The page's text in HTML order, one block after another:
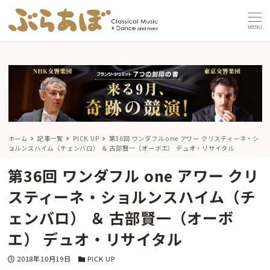
MENU
ホーム 記事一覧 PICK UP
第36回 ワンダフル one アワー クリスティーネ・シ
ョルンスハイム（チェンバロ） ＆ 古部賢一（オーボエ） デュオ・リサイタル
第36回 ワンダフル one アワー クリ
スティーネ・ショルンスハイム（チ
ェンバロ） ＆ 古部賢一（オーボ
エ） デュオ・リサイタル
投稿日
2018年10月19日 カテゴリー
PICK UP